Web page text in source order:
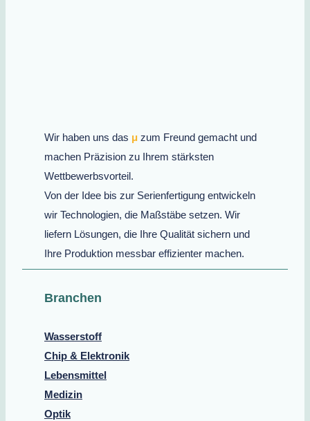
Wir haben uns das μ zum Freund gemacht und
machen Präzision zu Ihrem stärksten
Wettbewerbsvorteil.
Von der Idee bis zur Serienfertigung entwickeln
wir Technologien, die Maßstäbe setzen. Wir
liefern Lösungen, die Ihre Qualität sichern und
Ihre Produktion messbar effizienter machen.
Branchen
Wasserstoff
Chip & Elektronik
Lebensmittel
Medizin
Optik